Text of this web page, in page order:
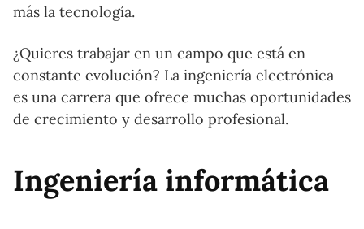
más la tecnología.
¿Quieres trabajar en un campo que está en
constante evolución? La ingeniería electrónica
es una carrera que ofrece muchas oportunidades
de crecimiento y desarrollo profesional.
Ingeniería informática